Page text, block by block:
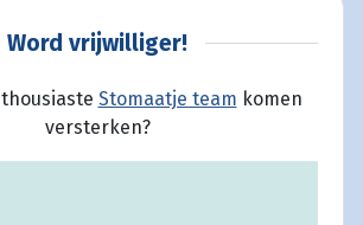
Word vrijwilliger!
Stomaatje team komen
versterken?